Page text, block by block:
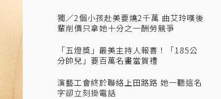
獨／2個小孩赴美要燒2千萬 曲艾玲嘆後
輩削價只拿她十分之一酬勞競爭
「五燈獎」最美主持人報喜！「185公
分帥兒」要百萬名畫當賀禮
演藝工會終於聯絡上田路路 她一聽這名
字卻立刻掛電話